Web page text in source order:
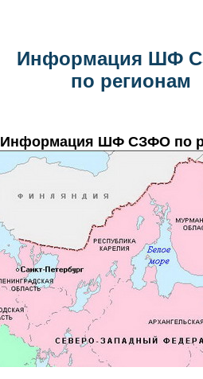
Информация ШФ
по регионам
Информация ШФ СЗФО по